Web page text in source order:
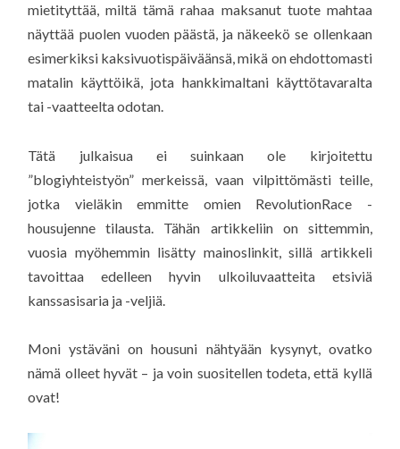
mietityttää, miltä tämä rahaa maksanut tuote mahtaa
näyttää puolen vuoden päästä, ja näkeekö se ollenkaan
esimerkiksi kaksivuotispäiväänsä, mikä on ehdottomasti
matalin käyttöikä, jota hankkimaltani käyttötavaralta
tai -vaatteelta odotan.
Tätä julkaisua ei suinkaan ole kirjoitettu
”blogiyhteistyön” merkeissä, vaan vilpittömästi teille,
jotka vieläkin emmitte omien RevolutionRace -
housujenne tilausta. Tähän artikkeliin on sittemmin,
vuosia myöhemmin lisätty mainoslinkit, sillä artikkeli
tavoittaa edelleen hyvin ulkoiluvaatteita etsiviä
kanssasisaria ja -veljiä.
Moni ystäväni on housuni nähtyään kysynyt, ovatko
nämä olleet hyvät – ja voin suositellen todeta, että kyllä
ovat!